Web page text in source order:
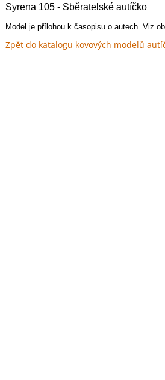
Syrena 105 - Sběratelské autíčko
Model je přílohou k časopisu o autech. Viz
Zpět do katalogu kovových modelů